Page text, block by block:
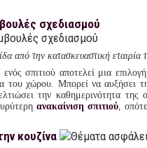
σχεδιασμού
από την κατασκευαστική
σπιτιού αποτελεί μια
του χώρου. Μπορεί να αυξήσει
την καθημερινότητα της
ανακαίνιση σπιτιού,
κουζίνα